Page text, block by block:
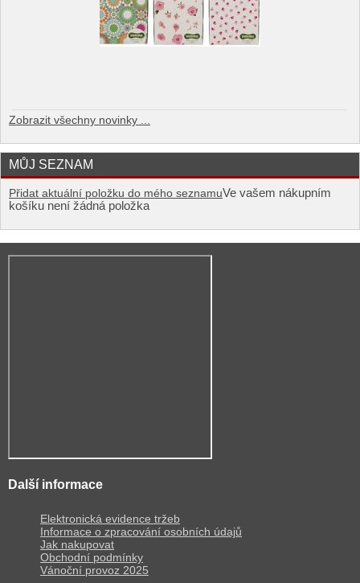
Zobrazit všechny novinky ...
MŮJ SEZNAM
Přidat aktuální položku do mého seznamuVe vašem nákupním
košíku není žádná položka
Další informace
Elektronická evidence tržeb
Informace o zpracování osobních údajů
Jak nakupovat
Obchodní podmínky
Vánoční provoz 2025